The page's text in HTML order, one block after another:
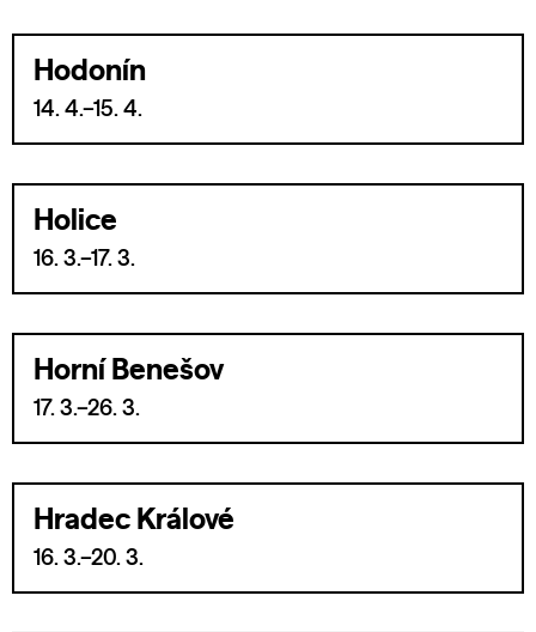
Hodonín
14. 4.–15. 4.
Holice
16. 3.–17. 3.
Horní Benešov
17. 3.–26. 3.
Hradec Králové
16. 3.–20. 3.